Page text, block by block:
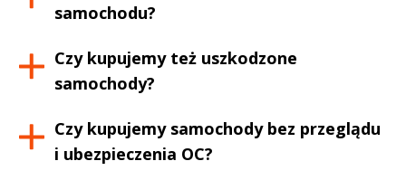
samochodu?
Czy kupujemy też uszkodzone
samochody?
Czy kupujemy samochody bez przeglądu
i ubezpieczenia OC?